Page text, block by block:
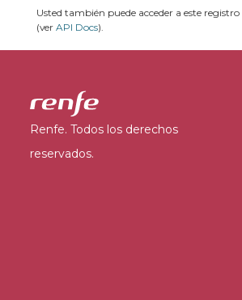
Usted también puede acceder a este
(ver API Docs).
Renfe. Todos los derechos
reservados.